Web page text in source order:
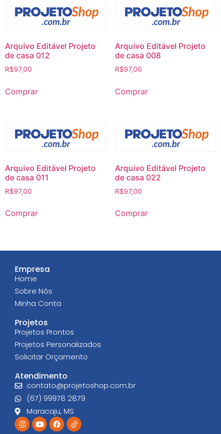
Arquivo Editável Projeto
de casa 012
R$97,00
Comprar
Arquivo Editável Projeto
de casa 008
R$97,00
Comprar
Arquivo Editável Projeto
de casa 011
R$97,00
Comprar
Arquivo Editável Projeto
de casa 022
R$97,00
Comprar
Projetos
Projetos Prontos
Projetos Personalizados
Solicitar Orçamento
Atendimento
contato@projetoshop.com.br
(67) 99978 2879
Maracaju, MS
Empresa
Home
Sobre Nós
Minha Conta